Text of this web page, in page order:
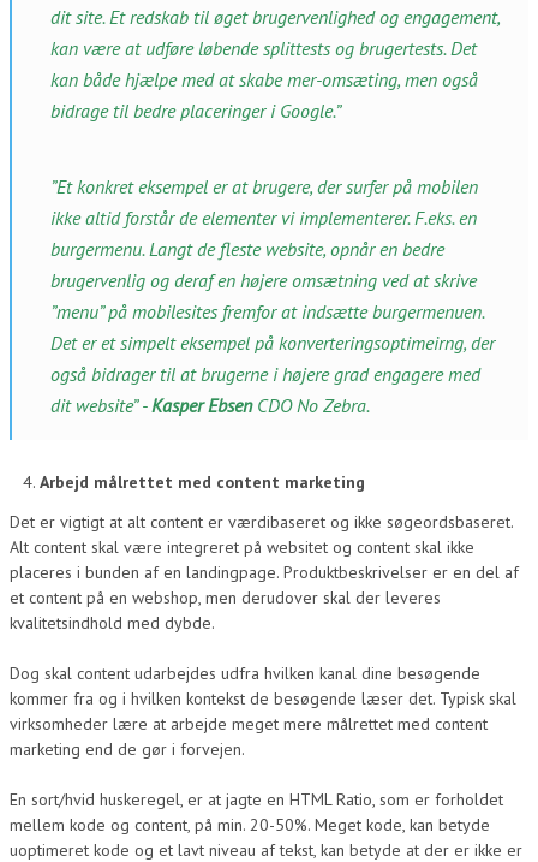
dit site. Et redskab til øget brugervenlighed og engagement,
kan være at udføre løbende splittests og brugertests. Det
kan både hjælpe med at skabe mer-omsæting, men også
bidrage til bedre placeringer i Google.”
”Et konkret eksempel er at brugere, der surfer på mobilen
ikke altid forstår de elementer vi implementerer. F.eks. en
burgermenu. Langt de fleste website, opnår en bedre
brugervenlig og deraf en højere omsætning ved at skrive
”menu” på mobilesites fremfor at indsætte burgermenuen.
Det er et simpelt eksempel på konverteringsoptimeirng, der
også bidrager til at brugerne i højere grad engagere med
dit website” -Kasper Ebsen CDO No Zebra.
Arbejd målrettet med content marketing
Det er vigtigt at alt content er værdibaseret og ikke søgeordsbaseret.
Alt content skal være integreret på websitet og content skal ikke
placeres i bunden af en landingpage. Produktbeskrivelser er en del af
et content på en webshop, men derudover skal der leveres
kvalitetsindhold med dybde.
Dog skal content udarbejdes udfra hvilken kanal dine besøgende
kommer fra og i hvilken kontekst de besøgende læser det. Typisk skal
virksomheder lære at arbejde meget mere målrettet med content
marketing end de gør i forvejen.
En sort/hvid huskeregel, er at jagte en HTML Ratio, som er forholdet
mellem kode og content, på min. 20-50%. Meget kode, kan betyde
uoptimeret kode og et lavt niveau af tekst, kan betyde at der er ikke er